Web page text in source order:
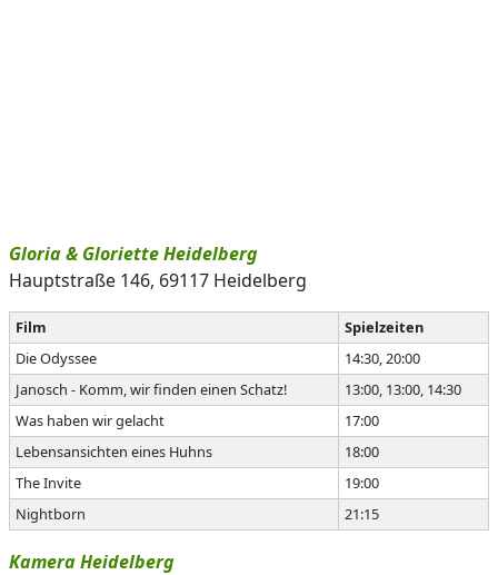
Gloria & Gloriette Heidelberg
Hauptstraße 146, 69117 Heidelberg
Film
Spielzeiten
Die Odyssee
14:30, 20:00
Janosch - Komm, wir finden einen Schatz!
13:00, 13:00, 14:30
Was haben wir gelacht
17:00
Lebensansichten eines Huhns
18:00
The Invite
19:00
Nightborn
21:15
Kamera Heidelberg